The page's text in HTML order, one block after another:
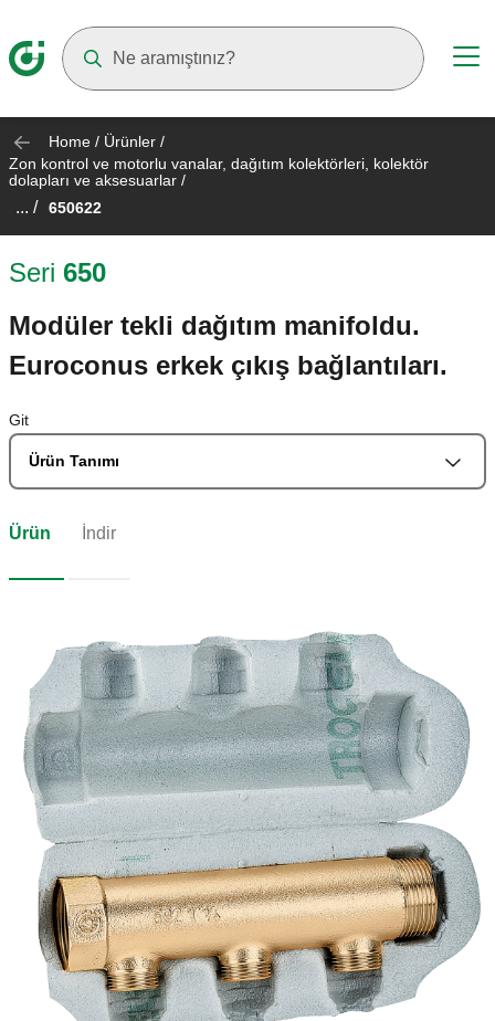
Home / Ürünler /
Zon kontrol ve motorlu vanalar, dağıtım kolektörleri, kolektör
dolapları ve aksesuarlar /
... / 650622
Seri 650
Modüler tekli dağıtım manifoldu.
Euroconus erkek çıkış bağlantıları.
Git
Ürün Tanımı
Ürün İndir